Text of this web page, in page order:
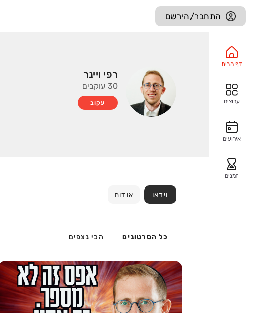
התחבר/הירשם
דף הבית
ערוצים
אירועים
זמנים
רפי ויינר
30 עוקבים
עקוב
וידאו אודות
כל הסרטונים הכי נצפים